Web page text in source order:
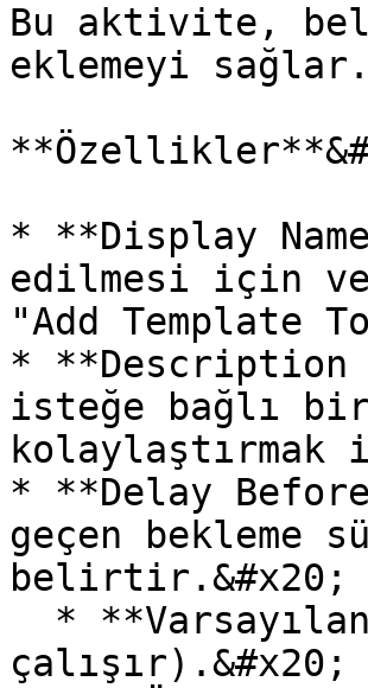
Bu aktivite,
eklemeyi
* **Display
edilmesi için
"Add Template
*
isteğe bağlı bir
* **Delay
geçen bekleme
belirtir.&#x20;
çalışır).&#x20;